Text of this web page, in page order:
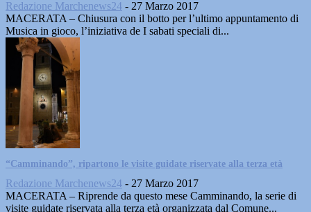
Redazione Marchenews24 - 27 Marzo 2017
MACERATA – Chiusura con il botto per l’ultimo appuntamento di
Musica in gioco, l’iniziativa de I sabati speciali di...
“Camminando”, ripartono le visite guidate riservate alla terza età
Redazione Marchenews24 - 27 Marzo 2017
MACERATA – Riprende da questo mese Camminando, la serie di
visite guidate riservata alla terza età organizzata dal Comune...